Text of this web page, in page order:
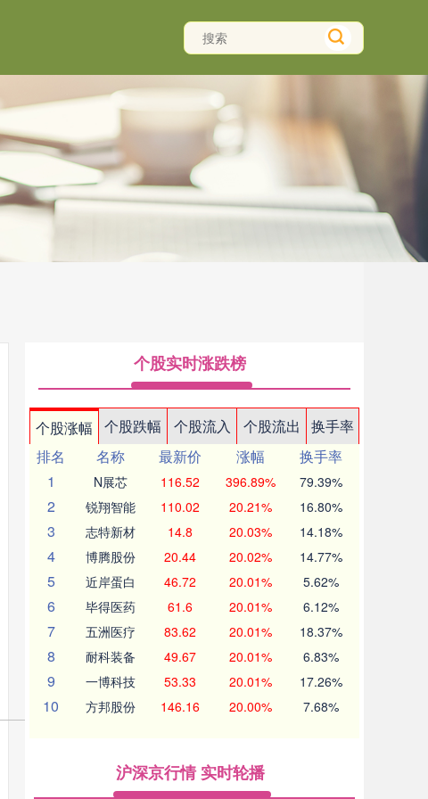
个股实时涨跌榜
个股涨幅 个股跌幅 个股流入 个股流出
换手率
排名
名称 最新价 涨幅
换手率
1
N展芯 116.52 396.89% 79.39%
2 锐翔智能 110.02 20.21% 16.80%
3 志特新材 14.8 20.03% 14.18%
4 博腾股份 20.44 20.02% 14.77%
5 近岸蛋白 46.72 20.01% 5.62%
6 毕得医药 61.6 20.01% 6.12%
7 五洲医疗 83.62 20.01% 18.37%
8 耐科装备 49.67 20.01% 6.83%
9 一博科技 53.33 20.01% 17.26%
10 方邦股份 146.16 20.00% 7.68%
沪深京行情 实时轮播